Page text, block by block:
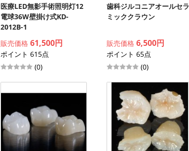
医療LED無影手術照明灯12
電球36W壁掛け式KD-
2012B-1
販売価格 61,500円
ポイント 615点
(0)
歯科ジルコニアオールセラ
ミッククラウン
販売価格6,500円
ポイント 65点
(0)